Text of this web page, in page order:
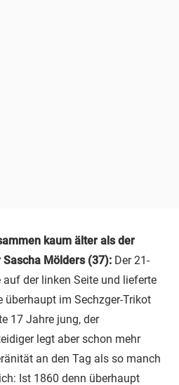
kaum älter als der
Mölders (37): Der 21-
der linken Seite und lieferte
überhaupt im Sechzger-Trikot
17 Jahre jung, der
legt aber schon mehr
an den Tag als so manch
Ist 1860 denn überhaupt